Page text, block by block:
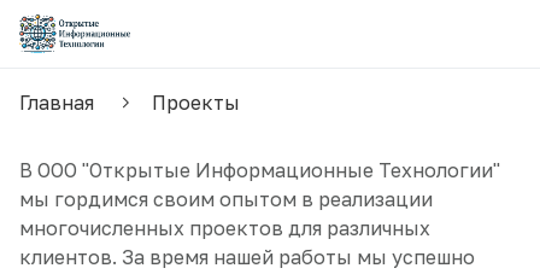
Главная Проекты
В ООО "Открытые Информационные Технологии"
мы гордимся своим опытом в реализации
многочисленных проектов для различных
клиентов. За время нашей работы мы успешно